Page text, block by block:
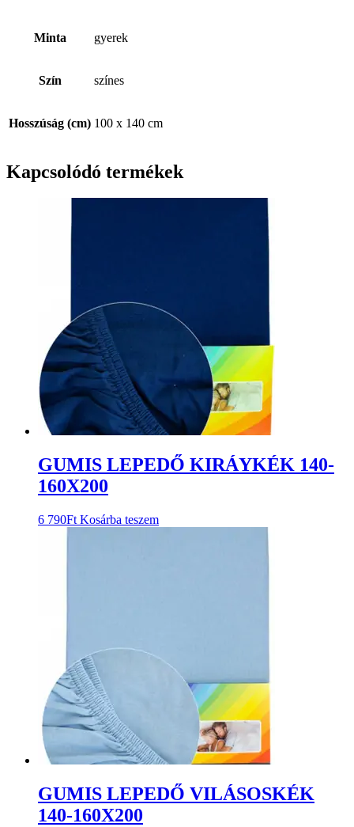
Minta gyerek
Szín színes
Hosszúság (cm) 100 x 140 cm
Kapcsolódó termékek
GUMIS LEPEDŐ KIRÁYKÉK 140-
160X200
6 790Ft Kosárba teszem
GUMIS LEPEDŐ VILÁSOSKÉK
140-160X200